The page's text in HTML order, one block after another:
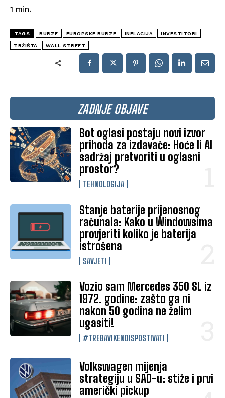
ZADNJE OBJAVE
Bot oglasi postaju novi izvor
prihoda za izdavače: Hoće li AI
sadržaj pretvoriti u oglasni
prostor?
TEHNOLOGIJA
Stanje baterije prijenosnog
računala: Kako u Windowsima
provjeriti koliko je baterija
istrošena
SAVJETI
Vozio sam Mercedes 350 SL iz
1972. godine: zašto ga ni
nakon 50 godina ne želim
ugasiti!
#TREBAVIKENDISPOSTIVATI
Volkswagen mijenja
strategiju u SAD-u: stiže i prvi
američki pickup
1 min.
TAGS BURZE EUROPSKE BURZE INFLACIJA INVESTITORI
TRŽIŠTA WALL STREET